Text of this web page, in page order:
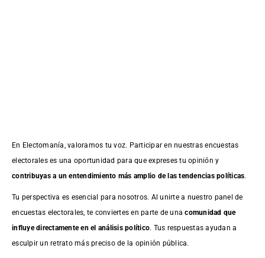
En Electomanía, valoramos tu voz. Participar en nuestras encuestas
electorales es una oportunidad para que expreses tu opinión y
contribuyas a un entendimiento más amplio de las tendencias políticas.
Tu perspectiva es esencial para nosotros. Al unirte a nuestro panel de
encuestas electorales, te conviertes en parte de unacomunidad que
influye directamente en el análisis político. Tus respuestas ayudan a
esculpir un retrato más preciso de la opinión pública.